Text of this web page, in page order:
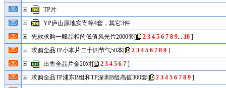
TP片
YP庐山原地实寄等4套，其它3件
先款求购一般品相的低值风光片2000套[ 2 3 4 5 6 7 8 9....10]
求购全品TP小本片二十四节气50本[ 2 3 4 5 6 7 8 9]
出售全品片金20对[ 2 3 4 5 6 7]
求购全品TP浦东B组和TP深圳B组高值300套[ 2 3 4 5 6 7 8 9]